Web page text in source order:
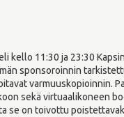
kello 11:30 ja 23:30
sponsoroinnin
varmuuskopioinnin.
sekä virtuaalikoneen
se on toivottu